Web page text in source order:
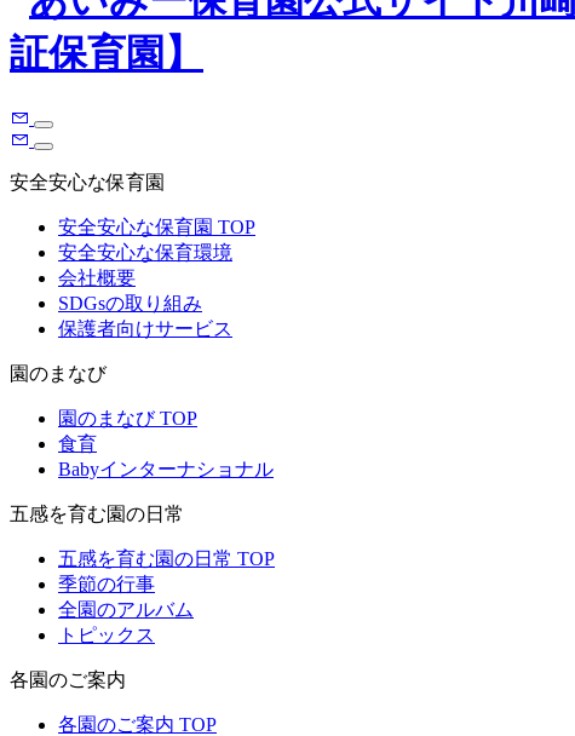
安全安心な保育園
安全安心な保育園 TOP
安全安心な保育環境
会社概要
SDGsの取り組み
保護者向けサービス
園のまなび
園のまなび TOP
食育
Babyインターナショナル
五感を育む園の日常
五感を育む園の日常 TOP
季節の行事
全園のアルバム
トピックス
各園のご案内
各園のご案内 TOP